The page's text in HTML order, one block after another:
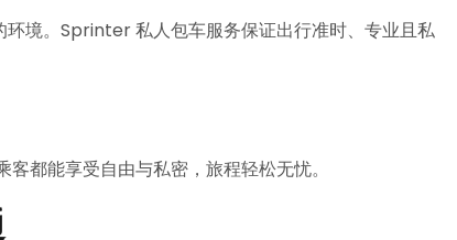
境。Sprinter 私人包车服务保证出行准时、专业且私
都能享受自由与私密，旅程轻松无忧。